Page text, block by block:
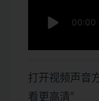
打开视频声音
看更高清”